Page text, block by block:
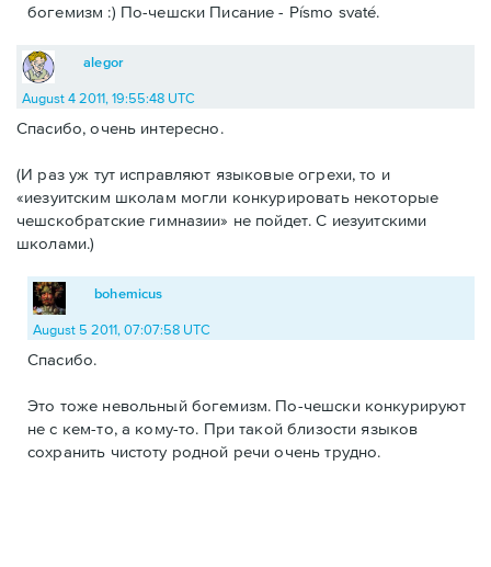
богемизм :) По-чешски Писание - Písmo svaté.
alegor
August 4 2011, 19:55:48 UTC
Спасибо, очень интересно.
(И раз уж тут исправляют языковые огрехи, то и
«иезуитским школам могли конкурировать некоторые
чешскобратские гимназии» не пойдет. С иезуитскими
школами.)
bohemicus
August 5 2011, 07:07:58 UTC
Спасибо.
Это тоже невольный богемизм. По-чешски конкурируют
не с кем-то, а кому-то. При такой близости языков
сохранить чистоту родной речи очень трудно.